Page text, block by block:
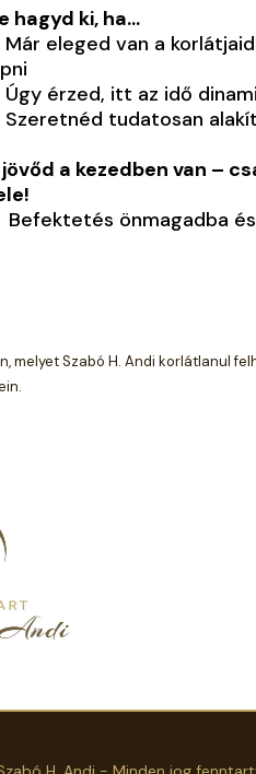
hagyd ki, ha…
Már eleged van a
Úgy érzed, itt az idő
Szeretnéd tudatosan
a kezedben van –
Befektetés önmagadba
Szabó H. Andi korlátlanul